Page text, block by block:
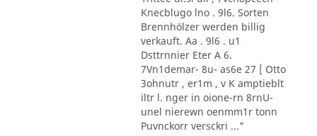
Knecblugo lno . 9l6. Sorten
Brennhölzer werden billig
verkauft. Aa . 9l6 . u1
Dsttrnnier Eter A 6.
7Vn1demar- 8u- as6e 27 [ Otto
3ohnutr , er1m , v K amptieblt
iltr l. nger in oione-rn 8rnU-
unel nierewn oenmm1r tonn
Puvnckorr versckri ..."